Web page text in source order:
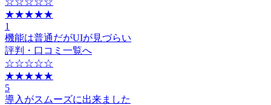
★★★★★
1
機能は普通だがUIが見づらい
評判・口コミ一覧へ
☆☆☆☆☆
★★★★★
5
導入がスムーズに出来ました